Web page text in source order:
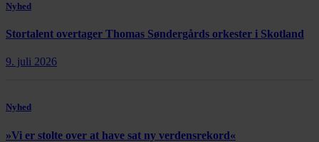
Nyhed
Stortalent overtager Thomas Søndergårds orkester i Skotland
9. juli 2026
Nyhed
»Vi er stolte over at have sat ny verdensrekord«